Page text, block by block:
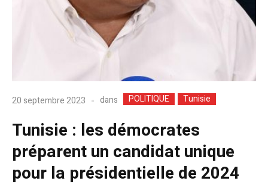
20 septembre 2023 dans POLITIQUE Tunisie
Tunisie : les démocrates
préparent un candidat unique
pour la présidentielle de 2024